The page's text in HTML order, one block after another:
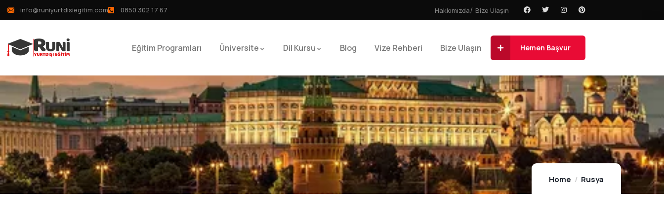
info@runiyurtdisiegitim.com 0850 302 17 67 Hakkımızda Bize Ulaşın
Eğitim Programları Üniversite Dil Kursu Blog Vize Rehberi Bize Ulaşın Hemen Başvur
Home Rusya